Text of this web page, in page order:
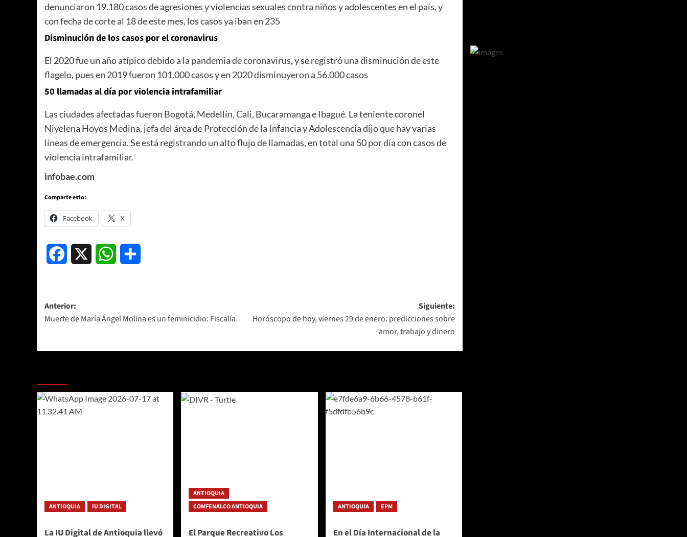
denunciaron 19.180 casos de agresiones y violencias sexuales contra niños y adolescentes en el país, y
con fecha de corte al 18 de este mes, los casos ya iban en 235
Disminución de los casos por el coronavirus
El 2020 fue un año atípico debido a la pandemia de coronavirus, y se registró una disminución de este
flagelo, pues en 2019 fueron 101.000 casos y en 2020 disminuyeron a 56.000 casos
50 llamadas al día por violencia intrafamiliar
Las ciudades afectadas fueron Bogotá, Medellín, Cali, Bucaramanga e Ibagué. La teniente coronel
Niyelena Hoyos Medina, jefa del área de Protección de la Infancia y Adolescencia dijo que hay varias
líneas de emergencia. Se está registrando un alto flujo de llamadas, en total una 50 por día con casos de
violencia intrafamiliar.
infobae.com
Comparte esto:
Facebook X
Facebook WhatsApp
Navegación
de
Anterior:
Muerte de María Ángel Molina es un feminicidio: Fiscalía
Siguiente:
Horóscopo de hoy, viernes 29 de enero: predicciones sobre
amor, trabajo y dinero
ANTIOQUIA IU DIGITAL
La IU Digital de Antioquia llevó
ANTIOQUIA
COMFENALCO ANTIOQUIA
El Parque Recreativo Los
ANTIOQUIA EPM
En el Día Internacional de la